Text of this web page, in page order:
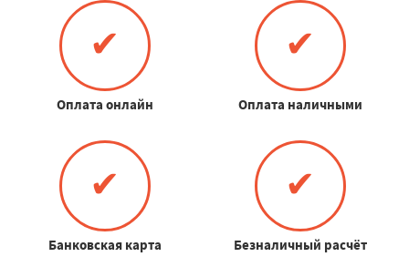
✔
Оплата онлайн
✔
Оплата наличными
✔
Банковская карта
✔
Безналичный расчёт